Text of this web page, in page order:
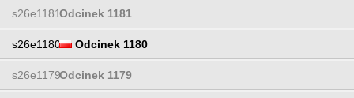
s26e1181Odcinek 1181
s26e1180 Odcinek 1180
s26e1179Odcinek 1179